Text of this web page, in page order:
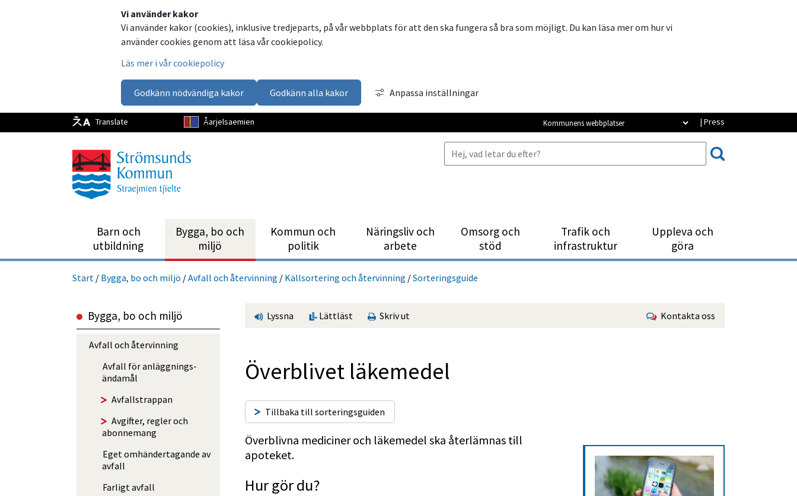
Vi använder kakor
Vi använder kakor (cookies), inklusive tredjeparts, på vår webbplats för att den ska fungera så bra som möjligt. Du kan läsa mer om hur vi
använder cookies genom att läsa vår cookiepolicy.
Läs mer i vår cookiepolicy
Godkänn nödvändiga kakor Godkänn alla kakor Anpassa inställningar
Translate Åarjelsaemien | Press
Kommunens webbplatser
Barn och
utbild­ning
Bygga, bo och
miljö
Kommun och
politik
Närings­liv och
arbete
Omsorg och
stöd
Trafik och
infrastruktur
Uppleva och
göra
Start / Bygga, bo och miljö /Avfall och återvinning / Käll­sorte­ring och återvinning /Sorterings­guide
Lyssna Lättläst Skriv ut Kontakta oss
Överblivet läkemedel
Tillbaka till sorteringsguiden
Överblivna mediciner och läkemedel ska återlämnas till
apoteket.
Hur gör du?
Bygga, bo och miljö
Avfall och återvinning
Avfall för anlägg­nings­
ändamål
Avfalls­trappan
Avgifter, regler och
abonnemang
Eget omhänder­tagande av
avfall
Farligt avfall